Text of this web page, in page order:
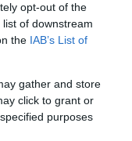
opt-out of the
of downstream
the IAB’s List of
gather and store
click to grant or
purposes